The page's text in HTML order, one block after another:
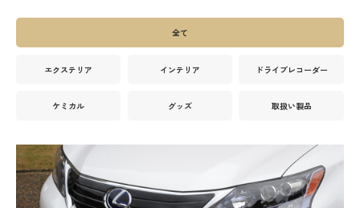
全て
エクステリア インテリア ドライブレコーダー
ケミカル グッズ 取扱い製品